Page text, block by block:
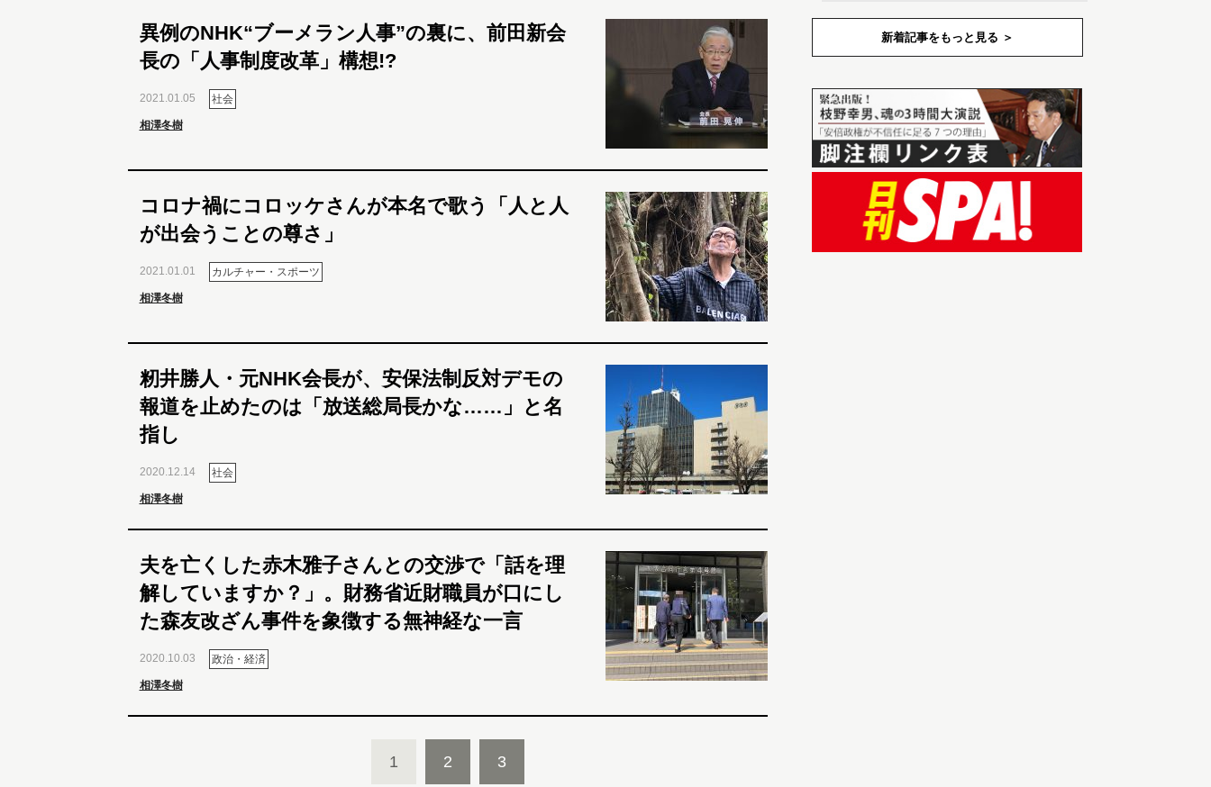
異例のNHK“ブーメラン人事”の裏に、前田新会
長の「人事制度改革」構想!?
2021.01.05 社会
相澤冬樹
コロナ禍にコロッケさんが本名で歌う「人と人
が出会うことの尊さ」
2021.01.01 カルチャー・スポーツ
相澤冬樹
籾井勝人・元NHK会長が、安保法制反対デモの
報道を止めたのは「放送総局長かな……」と名
指し
2020.12.14 社会
相澤冬樹
夫を亡くした赤木雅子さんとの交渉で「話を理
解していますか？」。財務省近財職員が口にし
た森友改ざん事件を象徴する無神経な一言
2020.10.03 政治・経済
相澤冬樹
1 2 3
新着記事をもっと見る